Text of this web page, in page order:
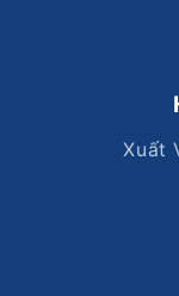
Xuất